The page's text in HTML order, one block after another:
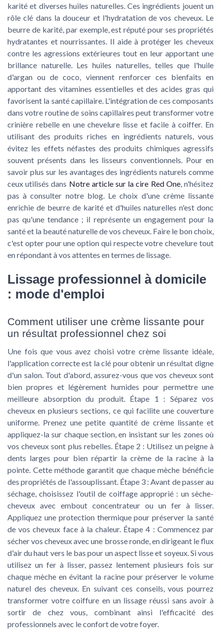
karité et diverses huiles naturelles. Ces ingrédients jouent un
rôle clé dans la douceur et l'hydratation de vos cheveux. Le
beurre de karité, par exemple, est réputé pour ses propriétés
hydratantes et nourrissantes. Il aide à protéger les cheveux
contre les agressions extérieures tout en leur apportant une
brillance naturelle. Les huiles naturelles, telles que l'huile
d'argan ou de coco, viennent renforcer ces bienfaits en
apportant des vitamines essentielles et des acides gras qui
favorisent la santé capillaire. L'intégration de ces composants
dans votre routine de soins capillaires peut transformer votre
crinière rebelle en une chevelure lisse et facile à coiffer. En
utilisant des produits riches en ingrédients naturels, vous
évitez les effets néfastes des produits chimiques agressifs
souvent présents dans les lisseurs conventionnels. Pour en
savoir plus sur les avantages des ingrédients naturels comme
ceux utilisés dans Notre article sur la cire Red One, n'hésitez
pas à consulter notre blog. Le choix d'une crème lissante
enrichie de beurre de karité et d'huiles naturelles n'est donc
pas qu'une tendance ; il représente un engagement pour la
santé et la beauté naturelle de vos cheveux. Faire le bon choix,
c'est opter pour une option qui respecte votre chevelure tout
en répondant à vos attentes en termes de lissage.
Lissage professionnel à domicile
: mode d'emploi
Comment utiliser une crème lissante pour
un résultat professionnel chez soi
Une fois que vous avez choisi votre crème lissante idéale,
l'application correcte est la clé pour obtenir un résultat digne
d'un salon. Tout d'abord, assurez-vous que vos cheveux sont
bien propres et légèrement humides pour permettre une
meilleure absorption du produit. Étape 1 : Séparez vos
cheveux en plusieurs sections, ce qui facilite une couverture
uniforme. Prenez une petite quantité de crème lissante et
appliquez-la sur chaque section, en insistant sur les zones où
vos cheveux sont plus rebelles. Étape 2 : Utilisez un peigne à
dents larges pour bien répartir la crème de la racine à la
pointe. Cette méthode garantit que chaque mèche bénéficie
des propriétés de l'assouplissant. Étape 3 : Avant de passer au
séchage, choisissez l'outil de coiffage approprié : un sèche-
cheveux avec embout concentrateur ou un fer à lisser.
Appliquez une protection thermique pour préserver la santé
de vos cheveux face à la chaleur. Étape 4 : Commencez par
sécher vos cheveux avec une brosse ronde, en dirigeant le flux
d'air du haut vers le bas pour un aspect lisse et soyeux. Si vous
utilisez un fer à lisser, passez lentement plusieurs fois sur
chaque mèche en évitant la racine pour préserver le volume
naturel des cheveux. En suivant ces conseils, vous pourrez
transformer votre coiffure en un lissage réussi sans avoir à
sortir de chez vous, combinant ainsi l'efficacité des
professionnels avec le confort de votre foyer.